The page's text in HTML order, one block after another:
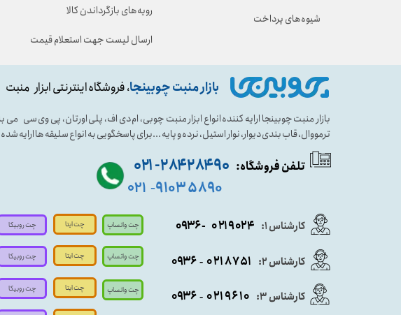
بازار منبت چوبینجا، فروشگاه اینترنتی ابزار منبت
بازار منبت چوبینجا ارایه کننده انواع ابزار منبت چوبی، ام دی اف، پلی اورتان، پی وی سی
ترمووال، قاب بندی دیوار، نوار استیل، نرده و پایه ...برای پاسخگویی به انواع سلیقه ها ارایه
کارشناس ۱: ۰۲۱۹۰۲۴ - ۰۹۳۶
تلفن فروشگاه: ۹۰ ۲۸۴ ۲۸۴- ۰۲۱
۵۸۹۰ ۹۱۰۳ -۰۲۱
کارشناس ۳: ۰۲۱۹۶۱۰ -۰۹۳۶
کارشناس ۲: ۰۲۱۸۷۵۱ - ۰۹۳۶
چت واتساپ
چت واتساپ
چت واتساپ
چت ایتا
چت ایتا
چت ایتا
چت روبیکا
چت روبیکا
چت روبیکا
شیوه‌های پرداخت
رویه‌های بازگرداندن کالا
ارسال لیست جهت استعلام قیمت